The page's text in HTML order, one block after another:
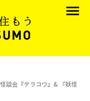
談会『テラコワ』& 『妖怪